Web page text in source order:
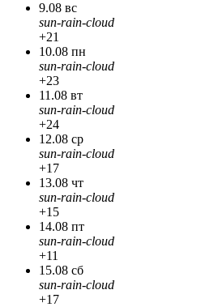
9.08 вс
sun-rain-cloud
+21
10.08 пн
sun-rain-cloud
+23
11.08 вт
sun-rain-cloud
+24
12.08 ср
sun-rain-cloud
+17
13.08 чт
sun-rain-cloud
+15
14.08 пт
sun-rain-cloud
+11
15.08 сб
sun-rain-cloud
+17